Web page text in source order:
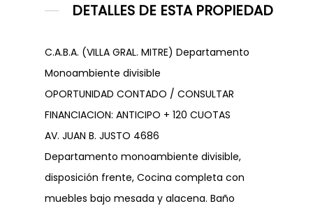
DETALLES DE ESTA PROPIEDAD
C.A.B.A. (VILLA GRAL. MITRE) Departamento
Monoambiente divisible
OPORTUNIDAD CONTADO / CONSULTAR
FINANCIACION: ANTICIPO + 120 CUOTAS
AV. JUAN B. JUSTO 4686
Departamento monoambiente divisible,
disposición frente, Cocina completa con
muebles bajo mesada y alacena. Baño